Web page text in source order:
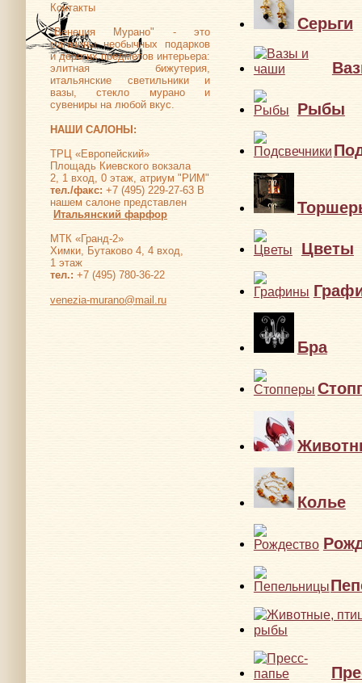
Контакты
"Венеция Мурано" - это
магазины необычных подарков
и дорогих предметов интерьера:
элитная бижутерия,
итальянские светильники и
вазы, стекло мурано и
сувениры на любой вкус.
НАШИ САЛОНЫ:
ТРЦ «Европейский»
Площадь Киевского вокзала
2, 1 вход, 0 этаж, атриум "РИМ"
тел./факс: +7 (495) 229-27-63 В
нашем салоне представлен
Итальянский фарфор
МТК «Гранд-2»
Химки, Бутаково 4, 4 вход,
1 этаж
тел.: +7 (495) 780-36-22
venezia-murano@mail.ru
Серьги
Рыбы
Цветы
Бра
Колье